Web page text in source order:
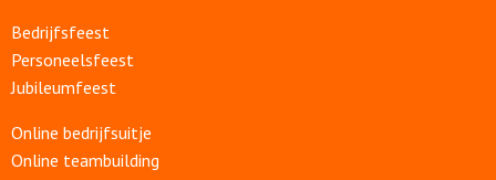
Bedrijfsfeest
Personeelsfeest
Jubileumfeest
Online bedrijfsuitje
Online teambuilding